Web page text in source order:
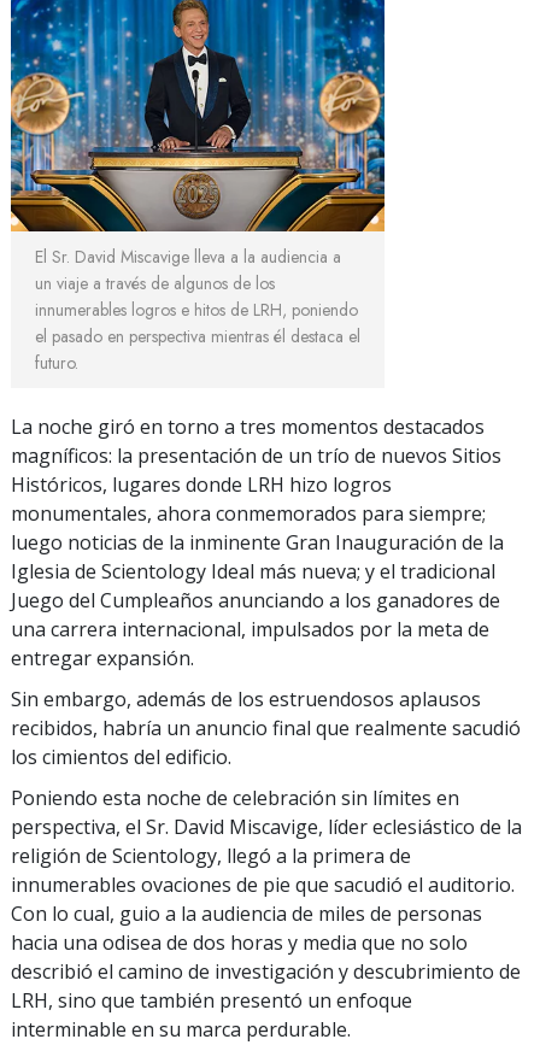
El Sr. David Miscavige lleva a la audiencia a
un viaje a través de algunos de los
innumerables logros e hitos de LRH, poniendo
el pasado en perspectiva mientras él destaca el
futuro.
La noche giró en torno a tres momentos destacados
magníficos: la presentación de un trío de nuevos Sitios
Históricos, lugares donde LRH hizo logros
monumentales, ahora conmemorados para siempre;
luego noticias de la inminente Gran Inauguración de la
Iglesia de Scientology Ideal más nueva; y el tradicional
Juego del Cumpleaños anunciando a los ganadores de
una carrera internacional, impulsados por la meta de
entregar expansión.
Sin embargo, además de los estruendosos aplausos
recibidos, habría un anuncio final que realmente sacudió
los cimientos del edificio.
Poniendo esta noche de celebración sin límites en
perspectiva, el Sr. David Miscavige, líder eclesiástico de la
religión de Scientology, llegó a la primera de
innumerables ovaciones de pie que sacudió el auditorio.
Con lo cual, guio a la audiencia de miles de personas
hacia una odisea de dos horas y media que no solo
describió el camino de investigación y descubrimiento de
LRH, sino que también presentó un enfoque
interminable en su marca perdurable.